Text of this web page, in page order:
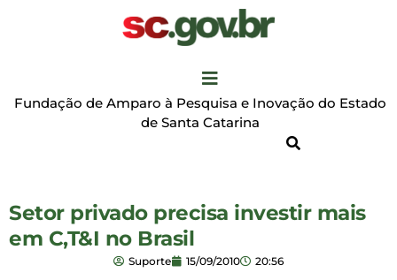
Fundação de Amparo à Pesquisa e Inovação do Estado
de Santa Catarina
Setor privado precisa investir mais
em C,T&I no Brasil
Suporte 15/09/2010 20:56